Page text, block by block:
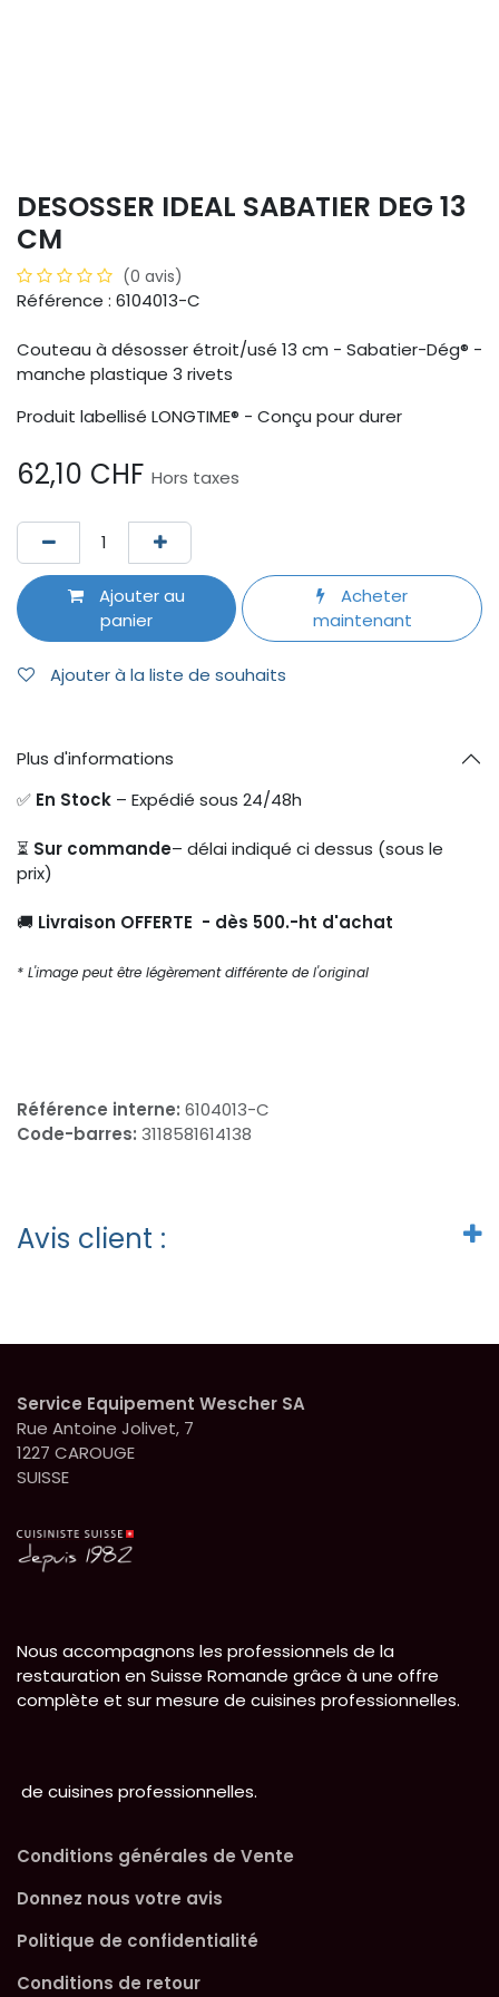
DESOSSER IDEAL SABATIER DEG 13
CM
(0 avis)
Référence : 6104013-C
Couteau à désosser étroit/usé 13 cm - Sabatier-Dég® -
manche plastique 3 rivets
Produit labellisé LONGTIME® - Conçu pour durer
62,10 CHF Hors taxes
Ajouter au
panier
Acheter
maintenant
Ajouter à la liste de souhaits
Plus d'informations
✅ En Stock – Expédié sous 24/48h
⏳ Sur commande– délai indiqué ci dessus (sous le
prix)
🚚 Livraison OFFERTE - dès 500.-ht d'achat
* L'image peut être légèrement différente de l'original
Référence interne: 6104013-C
Code-barres: 3118581614138
Avis client :
Service Equipement Wescher SA
Rue Antoine Jolivet, 7
1227 CAROUGE
SUISSE
Nous accompagnons les professionnels de la
restauration en Suisse Romande grâce à une offre
complète et sur mesure de cuisines professionnelles.
de cuisines professionnelles.
Conditions générales de Vente
Donnez nous votre avis
Politique de confidentialité
Conditions de retour